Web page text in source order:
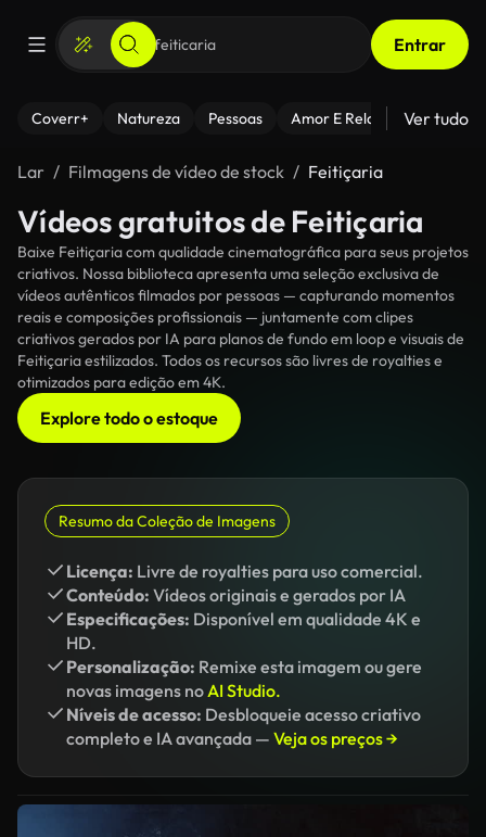
Entrar
Coverr+ Natureza Pessoas Amor E Relacionamentos
Ver tudo
Lar Filmagens de vídeo de stock Feitiçaria
Vídeos gratuitos de Feitiçaria
Baixe Feitiçaria com qualidade cinematográfica para seus projetos
criativos. Nossa biblioteca apresenta uma seleção exclusiva de
vídeos autênticos filmados por pessoas — capturando momentos
reais e composições profissionais — juntamente com clipes
criativos gerados por IA para planos de fundo em loop e visuais de
Feitiçaria estilizados. Todos os recursos são livres de royalties e
otimizados para edição em 4K.
Explore todo o estoque
Resumo da Coleção de Imagens
Licença: Livre de royalties para uso comercial.
Conteúdo: Vídeos originais e gerados por IA
Especificações: Disponível em qualidade 4K e
HD.
Personalização: Remixe esta imagem ou gere
novas imagens noAI Studio.
Níveis de acesso: Desbloqueie acesso criativo
completo e IA avançada — Veja os preços →